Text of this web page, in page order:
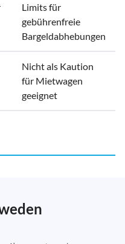
Limits für
gebührenfreie
Bargeldabhebungen
Nicht als Kaution
für Mietwagen
geeignet